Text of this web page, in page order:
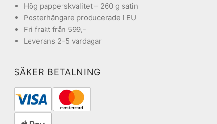
Hög papperskvalitet – 260 g satin
Posterhängare producerade i EU
Fri frakt från 599,-
Leverans 2–5 vardagar
SÄKER BETALNING